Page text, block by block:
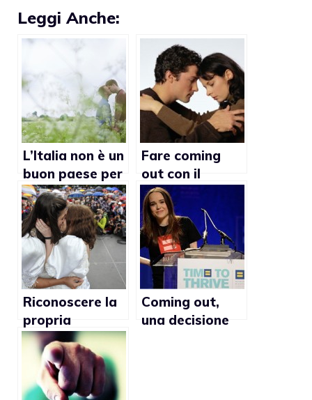
Leggi Anche:
L’Italia non è un
buon paese per
i gay
Fare coming
out con il
proprio partner
Riconoscere la
propria
sessualità:
nessun limite
d’età
Coming out,
una decisione